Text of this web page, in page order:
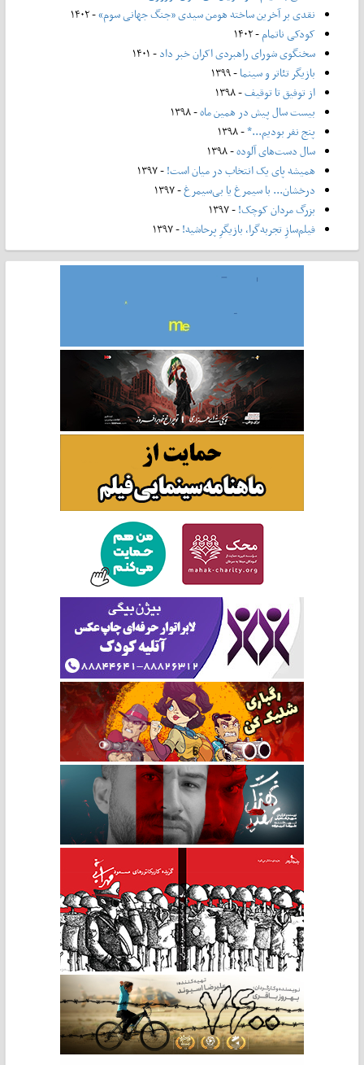
نقدی بر آخرین ساخته هومن سیدی «جنگ جهانی سوم»- ۱۴۰۲
کودکی ناتمام- ۱۴۰۲
سخنگوی شورای راهبردی اکران خبر داد- ۱۴۰۱
بازیگر تئاتر و سینما- ۱۳۹۹
از توفیق تا توقیف- ۱۳۹۸
بیست سال پیش در همین ماه- ۱۳۹۸
پنج نفر بودیم...*- ۱۳۹۸
سال دست‌های آلوده- ۱۳۹۸
همیشه پای یک انتخاب در میان است!- ۱۳۹۷
درخشان... با سیمرغ یا بی‌سیمرغ- ۱۳۹۷
بزرگ مردان کوچک!- ۱۳۹۷
فیلم‌سازِ تجربه‌گرا، بازیگرِ پرحاشیه!- ۱۳۹۷